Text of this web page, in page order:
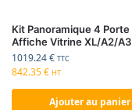
Kit Panoramique 4 Porte
Affiche Vitrine XL/A2/A3
1019.24€ TTC
842.35€ HT
Ajouter au panier